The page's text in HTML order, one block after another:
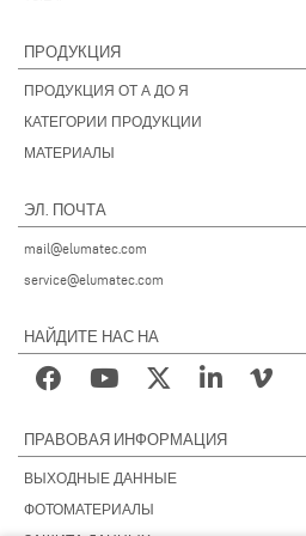
ПРОДУКЦИЯ
ПРОДУКЦИЯ ОТ А ДО Я
КАТЕГОРИИ ПРОДУКЦИИ
МАТЕРИАЛЫ
ЭЛ. ПОЧТА
mail@elumatec.com
service@elumatec.com
НАЙДИТЕ НАС НА
ПРАВОВАЯ ИНФОРМАЦИЯ
ВЫХОДНЫЕ ДАННЫЕ
ФОТОМАТЕРИАЛЫ